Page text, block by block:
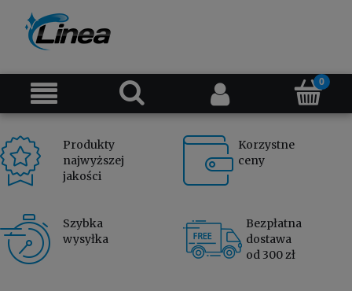
Produkty
najwyższej
jakości
Korzystne
ceny
Szybka
wysyłka
Bezpłatna
dostawa
od 300 zł